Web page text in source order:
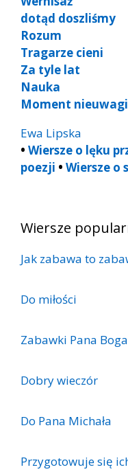
dotąd doszliśmy
Rozum
Tragarze cieni
Za tyle lat
Nauka
Moment nieuwagi
Ewa Lipska
• Wiersze o lęku
poezji • Wiersze o
Wiersze
Jak zabawa to
Do miłości
Zabawki Pana Boga
Dobry wieczór
Do Pana Michała
Przygotowuje się